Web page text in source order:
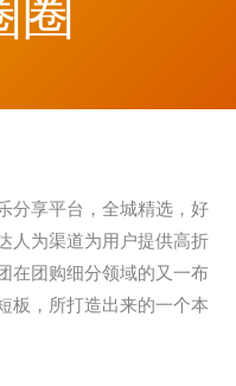
圈
分享平台，全城精选，好
人为渠道为用户提供高折
在团购细分领域的又一布
板，所打造出来的一个本